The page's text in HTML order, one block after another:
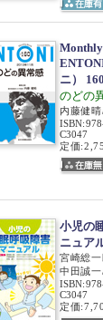
ニ） 160
のどの
内藤健
ISBN:
C3047
定価
小児の
ニュア
宮崎総一
中田誠
ISBN:
C3047
定価